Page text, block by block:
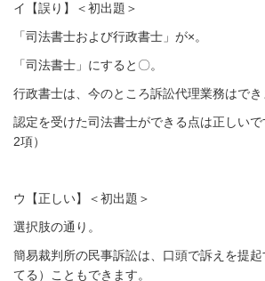
イ【誤り】＜初出題＞
「司法書士および行政書士」が×。
「司法書士」にすると〇。
行政書士は、今のところ訴訟代理業務はでき
認定を受けた司法書士ができる点は正しい
2項）
ウ【正しい】＜初出題＞
選択肢の通り。
簡易裁判所の民事訴訟は、口頭で訴えを提
てる）こともできます。